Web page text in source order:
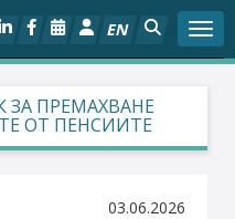
EN
ПРЕМАХВАНЕ
ОТ ПЕНСИИТЕ
03.06.2026